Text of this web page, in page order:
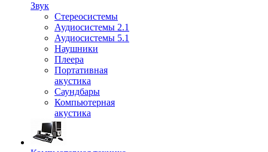
Звук
Стереосистемы
Аудиосистемы 2.1
Аудиосистемы 5.1
Наушники
Плеера
Портативная
акустика
Саундбары
Компьютерная
акустика